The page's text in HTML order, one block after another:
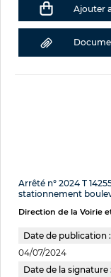
Ajouter
Arrêté n° 2024 T
stationnement
Direction de la Voirie
Date de publication :
04/07/2024
Date de la signature :